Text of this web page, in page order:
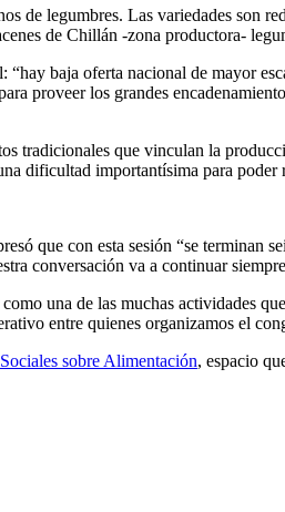
de legumbres. Las variedades son
de Chillán -zona productora-
baja oferta nacional de mayor
proveer los grandes
tradicionales que vinculan la
dificultad importantísima para poder
que con esta sesión “se terminan
conversación va a continuar
una de las muchas actividades
entre quienes organizamos el
sobre Alimentación, espacio